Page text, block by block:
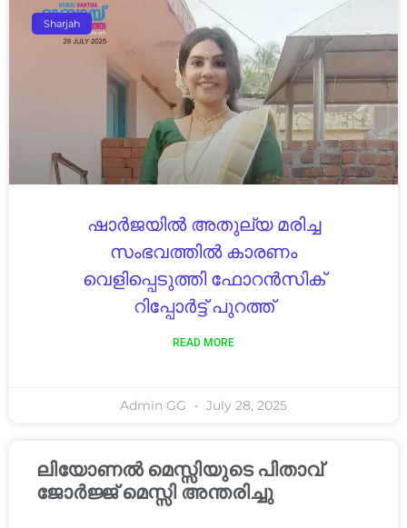
Sharjah
ഷാർജയിൽ അതുല്യ മരിച്ച
സംഭവത്തിൽ കാരണം
വെളിപ്പെടുത്തി ഫോറൻസിക്
റിപ്പോർട്ട് പുറത്ത്
READ MORE
Admin GG July 28, 2025
ലിയോണൽ മെസ്സിയുടെ പിതാവ്
ജോർജ്ജ് മെസ്സി അന്തരിച്ചു